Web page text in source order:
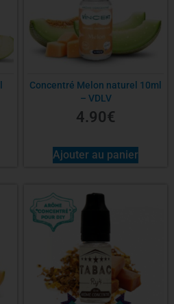
Concentré Melon naturel 10ml
– VDLV
4.90€
Ajouter au panier